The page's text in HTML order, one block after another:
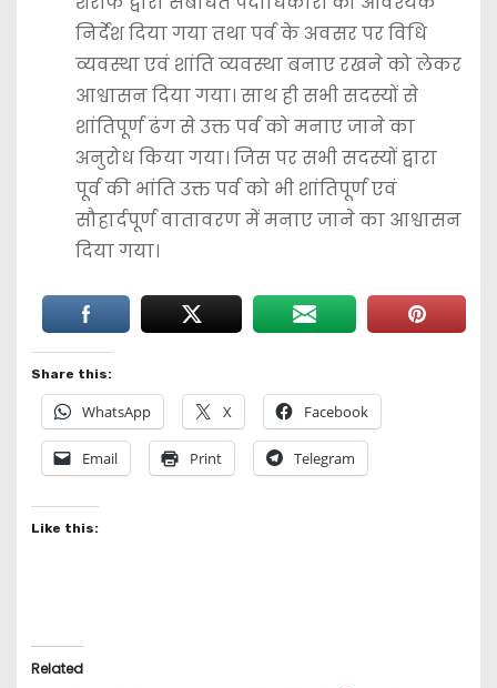
निर्देश दिया गया तथा पर्व के अवसर पर विधि
व्यवस्था एवं शांति व्यवस्था बनाए रखने को लेकर
आश्वासन दिया गया। साथ ही सभी सदस्यों से
शांतिपूर्ण ढंग से उक्त पर्व को मनाए जाने का
अनुरोध किया गया। जिस पर सभी सदस्यों द्वारा
पूर्व की भांति उक्त पर्व को भी शांतिपूर्ण एवं
सौहार्दपूर्ण वातावरण में मनाए जाने का आश्वासन
दिया गया।
Share this:
WhatsApp X Facebook
Email Print Telegram
Like this:
Related